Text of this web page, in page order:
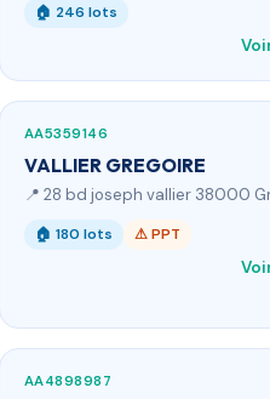
🏠 246 lots
AA5359146
VALLIER GREGOIRE
📍 28 bd joseph vallier 38000
🏠 180 lots ⚠ PPT
AA4898987